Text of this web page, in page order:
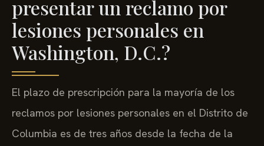
presentar un reclamo por
lesiones personales en
Washington, D.C.?
El plazo de prescripción para la mayoría de los
reclamos por lesiones personales en el Distrito de
Columbia es de tres años desde la fecha de la